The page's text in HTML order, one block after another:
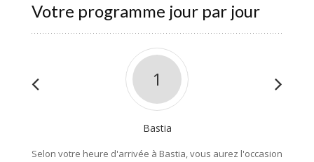
Votre programme jour par jour
1
Bastia
Selon votre heure d'arrivée à Bastia, vous aurez l'occasion